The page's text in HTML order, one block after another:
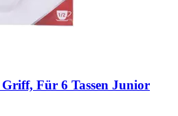
Für 6 Tassen Junior